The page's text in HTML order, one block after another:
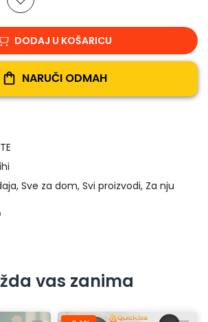
DODAJ U KOŠARICU
NARUČI ODMAH
Sve za dom Svi proizvodi Za nju
vas zanima